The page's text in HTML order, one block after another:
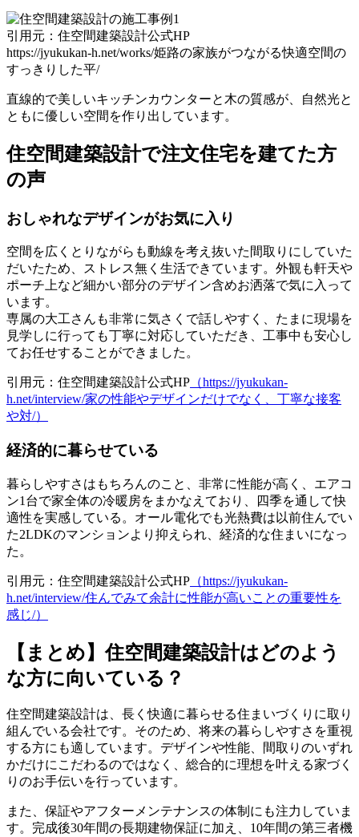
引用元：住空間建築設計公式HP
https://jyukukan-h.net/works/姫路の家族がつながる快適空間の
すっきりした平/
直線的で美しいキッチンカウンターと木の質感が、自然光と
ともに優しい空間を作り出しています。
住空間建築設計で注文住宅を建てた方
の声
おしゃれなデザインがお気に入り
空間を広くとりながらも動線を考え抜いた間取りにしていた
だいたため、ストレス無く生活できています。外観も軒天や
ポーチ上など細かい部分のデザイン含めお洒落で気に入って
います。
専属の大工さんも非常に気さくで話しやすく、たまに現場を
見学しに行っても丁寧に対応していただき、工事中も安心し
てお任せすることができました。
引用元：住空間建築設計公式HP （https://jyukukan-
h.net/interview/家の性能やデザインだけでなく、丁寧な接客
や対/）
経済的に暮らせている
暮らしやすさはもちろんのこと、非常に性能が高く、エアコ
ン1台で家全体の冷暖房をまかなえており、四季を通して快
適性を実感している。オール電化でも光熱費は以前住んでい
た2LDKのマンションより抑えられ、経済的な住まいになっ
た。
引用元：住空間建築設計公式HP （https://jyukukan-
h.net/interview/住んでみて余計に性能が高いことの重要性を
感じ/）
【まとめ】住空間建築設計はどのよう
な方に向いている？
住空間建築設計は、長く快適に暮らせる住まいづくりに取り
組んでいる会社です。そのため、将来の暮らしやすさを重視
する方にも適しています。デザインや性能、間取りのいずれ
かだけにこだわるのではなく、総合的に理想を叶える家づく
りのお手伝いを行っています。
また、保証やアフターメンテナンスの体制にも注力していま
す。完成後30年間の長期建物保証に加え、10年間の第三者機